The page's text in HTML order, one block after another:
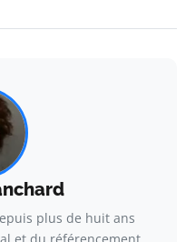
plus de huit ans